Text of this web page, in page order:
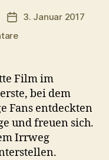
3. Januar 2017
zu
Star
Trek
Beyond
Film im
bei dem
Fans entdeckten
und freuen sich.
Irrweg